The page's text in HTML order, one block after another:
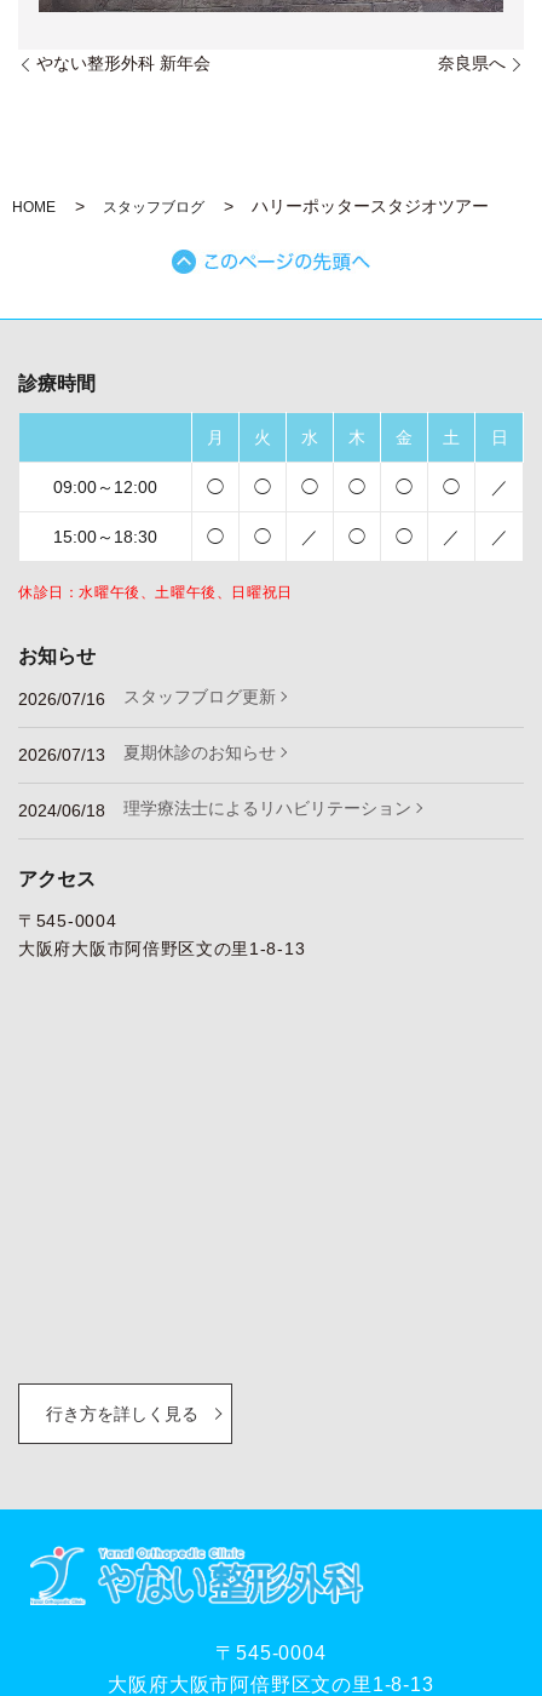
やない整形外科 新年会 奈良県へ
HOME スタッフブログ ハリーポッタースタジオツアー
アクセス
〒545-0004
大阪府大阪市阿倍野区文の里1-8-13
行き方を詳しく見る
診療時間
月 火 水 木 金 土 日
09:00～12:00 ◯ ◯ ◯ ◯ ◯ ◯ ／
15:00～18:30 ◯ ◯ ／ ◯ ◯ ／ ／
休診日：水曜午後、土曜午後、日曜祝日
お知らせ
2026/07/16 スタッフブログ更新
2026/07/13 夏期休診のお知らせ
2024/06/18 理学療法士によるリハビリテーション
〒545-0004
大阪府大阪市阿倍野区文の里1-8-13